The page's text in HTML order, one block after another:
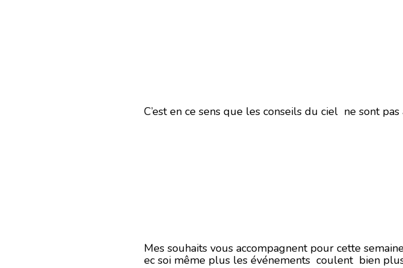
C’est en ce sens que les conseils du ciel ne sont
Mes souhaits vous accompagnent pour cette
ec soi même plus les événements coulent bien